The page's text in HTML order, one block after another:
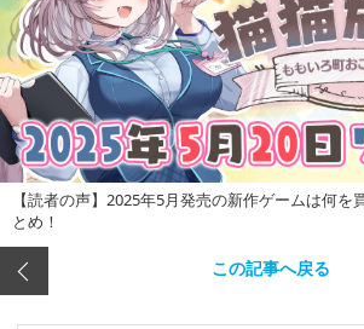
【読者の声】2025年5月発売の新作ゲームは何
とめ！
この記事へ戻る